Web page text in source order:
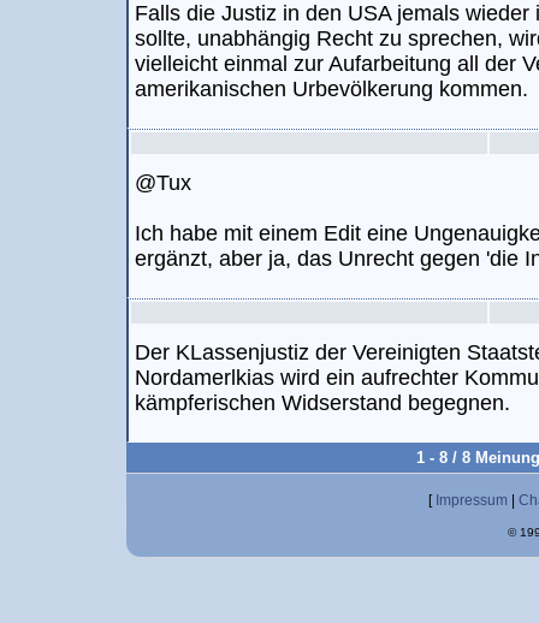
Falls die Justiz in den USA jemals
sollte, unabhängig Recht zu sprechen,
vielleicht einmal zur Aufarbeitung all der
amerikanischen Urbevölkerung kommen.
@Tux
Ich habe mit einem Edit eine
ergänzt, aber ja, das Unrecht gegen 'die
Der KLassenjustiz der Vereinigten
Nordamerlkias wird ein aufrechter
kämpferischen Widserstand begegnen.
1 - 8 / 8
[ Impressum
©